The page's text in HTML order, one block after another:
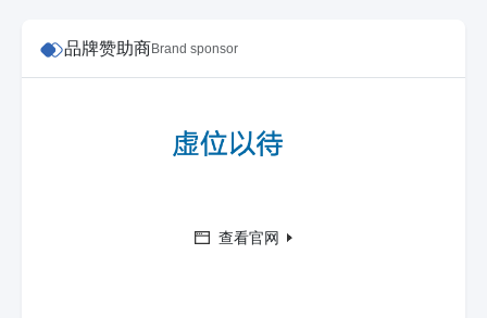
品牌赞助商Brand sponsor
查看官网